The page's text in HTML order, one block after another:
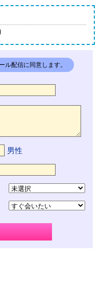
ル配信に同意します。
男性